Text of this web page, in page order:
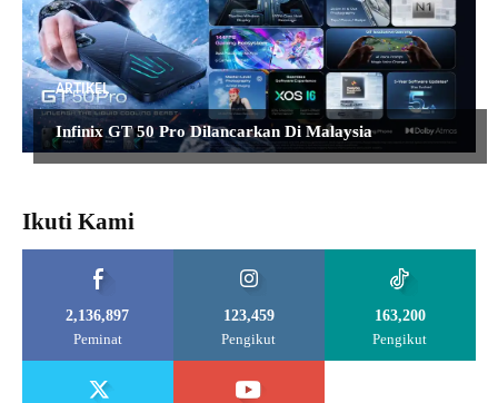
ARTIKEL
Infinix GT 50 Pro Dilancarkan Di Malaysia
Ikuti Kami
2,136,897
Peminat
123,459
Pengikut
163,200
Pengikut